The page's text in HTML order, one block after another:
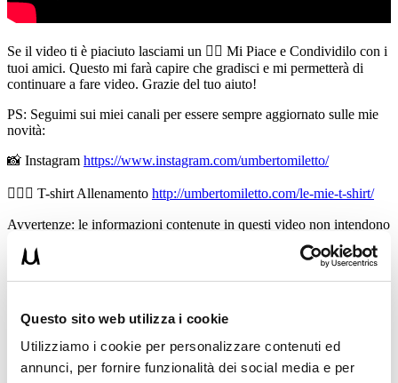
Questo sito web utilizza i cookie
Utilizziamo i cookie per personalizzare contenuti ed
annunci, per fornire funzionalità dei social media e per
Se il video ti è piaciuto lasciami un 👍🏻 Mi Piace e Condividilo con i
tuoi amici. Questo mi farà capire che gradisci e mi permetterà di
continuare a fare video. Grazie del tuo aiuto!
PS: Seguimi sui miei canali per essere sempre aggiornato sulle mie
novità:
📸 Instagram https://www.instagram.com/umbertomiletto/
🏋🏻‍♂️ T-shirt Allenamento http://umbertomiletto.com/le-mie-t-shirt/
Avvertenze: le informazioni contenute in questi video non intendono
L’autore declina ogni responsabilità di effetti o di conseguenze
risultanti dall’uso di tali informazioni e dalla loro messa in pratica.
prestare la massima attenzione e di eseguire esercizi e metodologie
fiducia prima di intraprendere qualsiasi forma di attività fisica o
regime alimentare.